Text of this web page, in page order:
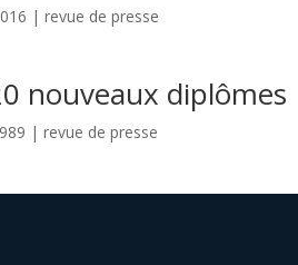
|revue de presse
nouveaux diplômes
|revue de presse